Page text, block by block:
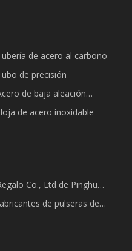
de acero al carbono
de precisión
de baja aleación
de acero inoxidable
Co., Ltd de Pinghu
de pulseras de